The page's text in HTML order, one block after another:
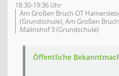
18:30-19:36 Uhr
Am Großen Bruch OT
(Grundschule), Am Großen
Malinshof 3 (Grundschule)
Öffentliche